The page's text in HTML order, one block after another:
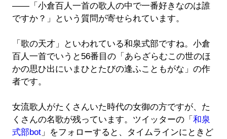
――「小倉百人一首の歌人の中で一番好きなのは誰
ですか？」という質問が寄せられています。
「歌の天才」といわれている和泉式部ですね。小倉
百人一首でいうと56番目の「あらざらむこの世のほ
かの思ひ出にいまひとたびの逢ふこともがな」の作
者です。
女流歌人がたくさんいた時代の女御の方ですが、た
くさんの名歌が残っています。ツイッターの「 和泉
式部bot」をフォローすると、タイムラインにときど